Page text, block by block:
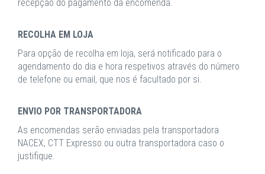
recepção do pagamento da encomenda.
RECOLHA EM LOJA
Para opção de recolha em loja, será notificado para o
agendamento do dia e hora respetivos através do número
de telefone ou email, que nos é facultado por si.
ENVIO POR TRANSPORTADORA
As encomendas serão enviadas pela transportadora
NACEX, CTT Expresso ou outra transportadora caso o
justifique.